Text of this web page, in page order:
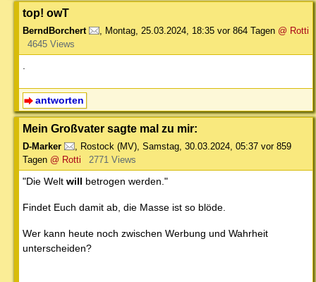
top! owT
BerndBorchert , Montag, 25.03.2024, 18:35 vor 864 Tagen @ Rotti
4645 Views
.
antworten
Mein Großvater sagte mal zu mir:
D-Marker , Rostock (MV), Samstag, 30.03.2024, 05:37 vor 859
Tagen @ Rotti 2771 Views
"Die Welt will betrogen werden."
Findet Euch damit ab, die Masse ist so blöde.
Wer kann heute noch zwischen Werbung und Wahrheit
unterscheiden?